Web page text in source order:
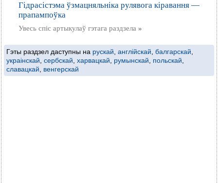
Гідрасістэма ўзмацняльніка рулявога кіравання —
прапампоўка
Увесь спіс артыкулаў гэтага раздзела »
Гэты раздзел даступны на рускай англійскай балгарскай
украінскай сербскай харвацкай румынскай польскай
славацкай
венгерскай